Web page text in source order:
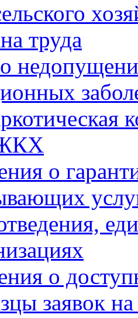
труда
о
о
заявок